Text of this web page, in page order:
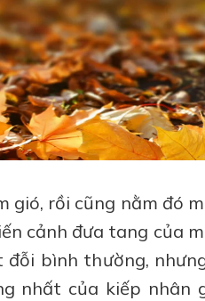
gió, rồi cũng nằm đó
cảnh đưa tang của
bình thường,
nhất của kiếp nhân